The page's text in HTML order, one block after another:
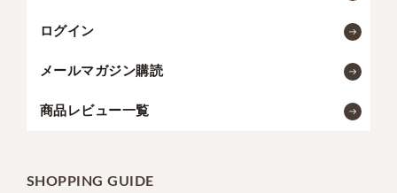
ログイン
メールマガジン購読
商品レビュー一覧
SHOPPING GUIDE